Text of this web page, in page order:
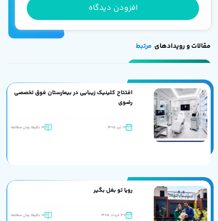
افزودن دیدگاه
مقالات و رویدادهای مرتبط
افتتاح کلینیک زیبایی در بیمارستان فوق تخصصی
رضوی
10 تیر 1405 12 دقیقه زمان مطالعه
رویا تو بغل بگیر
30 خرداد 1405 10 دقیقه زمان مطالعه